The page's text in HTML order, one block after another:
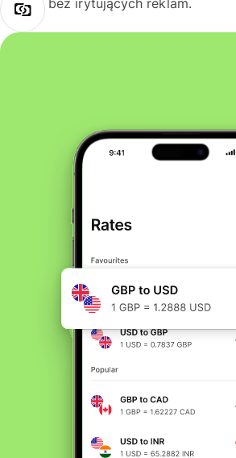
bez irytujących reklam.